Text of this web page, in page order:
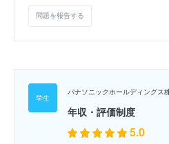
問題を報告する
パナソニックホールディングス
年収・評価制度
5.0